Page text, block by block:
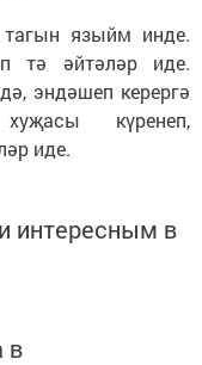
языйм инде.
тә әйтәләр иде.
эндәшеп керергә
күренеп,
иде.
интересным в
в